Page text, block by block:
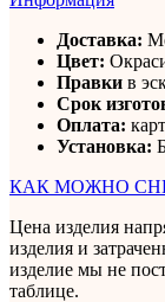
Доставка:
Цвет:
Правки в
Срок
Оплата:
Установка:
КАК МОЖНО
Цена изделия
изделия и
изделие мы не
таблице.